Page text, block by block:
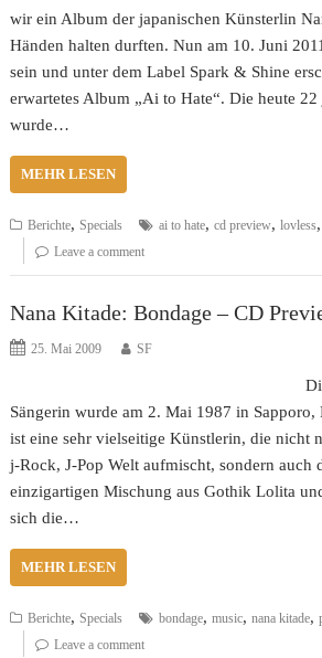
wir ein Album der japanischen Künsterlin
Händen halten durften. Nun am 10. Juni
sein und unter dem Label Spark & Shine
erwartetes Album „Ai to Hate“. Die heute 22
wurde…
MEHR LESEN
Berichte,Specials ai to hate,cd preview,lovless
Leave a comment
Nana Kitade: Bondage – CD
25. Mai 2009 SF
Sängerin wurde am 2. Mai 1987 in
ist eine sehr vielseitige Künstlerin, die nicht
j-Rock, J-Pop Welt aufmischt, sondern auch
einzigartigen Mischung aus Gothik Lolita
sich die…
MEHR LESEN
Berichte,Specials bondage,music,nana kitade,
Leave a comment